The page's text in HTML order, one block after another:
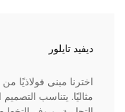
ديفيد تايلور
اخترنا مبنى فولاذيًا
مثاليًا. يتناسب